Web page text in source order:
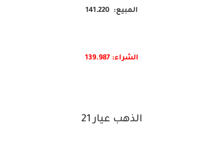
المبيع: 141.220
الشراء: 139.987
الذهب عيار 21